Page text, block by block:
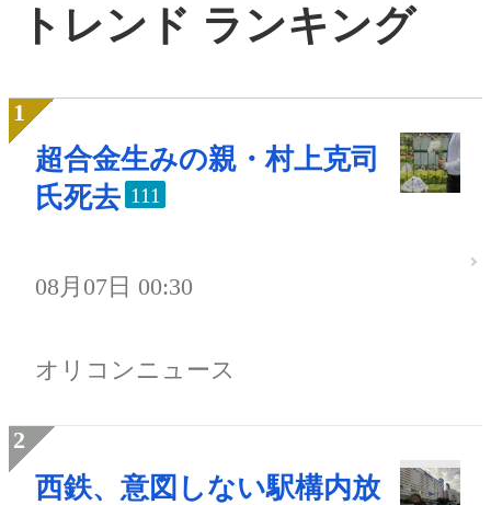
トレンド ランキング
超合金生みの親・村上克司
氏死去 111
08月07日 00:30
オリコンニュース
西鉄、意図しない駅構内放